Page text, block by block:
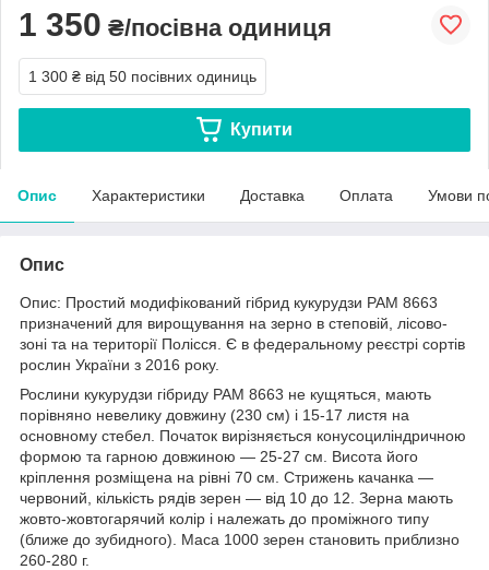
1 350 ₴/посівна одиниця
1 300 ₴ від 50 посівних одиниць
Купити
Опис Характеристики Доставка Оплата Умови
Опис
Опис: Простий модифікований гібрид кукурудзи РАМ 8663
призначений для вирощування на зерно в степовій, лісово-
зоні та на території Полісся. Є в федеральному реєстрі сортів
рослин України з 2016 року.
Рослини кукурудзи гібриду РАМ 8663 не кущяться, мають
порівняно невелику довжину (230 см) і 15-17 листя на
основному стебел. Початок вирізняється конусоциліндричною
формою та гарною довжиною — 25-27 см. Висота його
кріплення розміщена на рівні 70 см. Стрижень качанка —
червоний, кількість рядів зерен — від 10 до 12. Зерна мають
жовто-жовтогарячий колір і належать до проміжного типу
(ближе до зубидного). Маса 1000 зерен становить приблизно
260-280 г.